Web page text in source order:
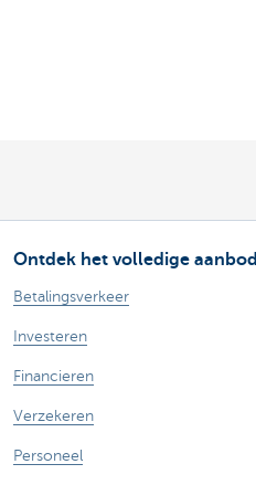
Ontdek het volledige aanbod
Betalingsverkeer
Investeren
Financieren
Verzekeren
Personeel